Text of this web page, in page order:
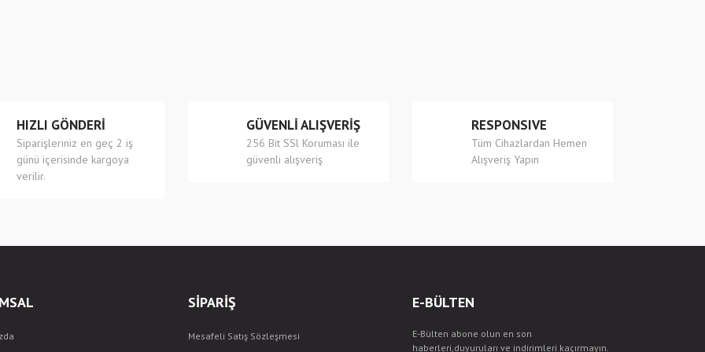
HIZLI GÖNDERİ
Siparişleriniz en geç 2 iş
günü içerisinde kargoya
verilir.
GÜVENLİ ALIŞVERİŞ
256 Bit SSl Koruması ile
güvenli alışveriş
RESPONSIVE
Tüm Cihazlardan Hemen
Alışveriş Yapın
SİPARİŞ
Mesafeli Satış Sözleşmesi
E-BÜLTEN
E-Bülten abone olun en son
haberleri,duyuruları ve indirimleri kaçırmayın.